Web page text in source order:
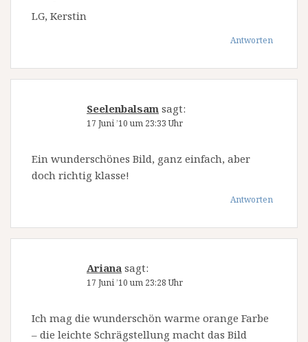
LG, Kerstin
Antworten
Seelenbalsam sagt:
17 Juni ’10 um 23:33 Uhr
Ein wunderschönes Bild, ganz einfach, aber
doch richtig klasse!
Antworten
Ariana sagt:
17 Juni ’10 um 23:28 Uhr
Ich mag die wunderschön warme orange Farbe
– die leichte Schrägstellung macht das Bild